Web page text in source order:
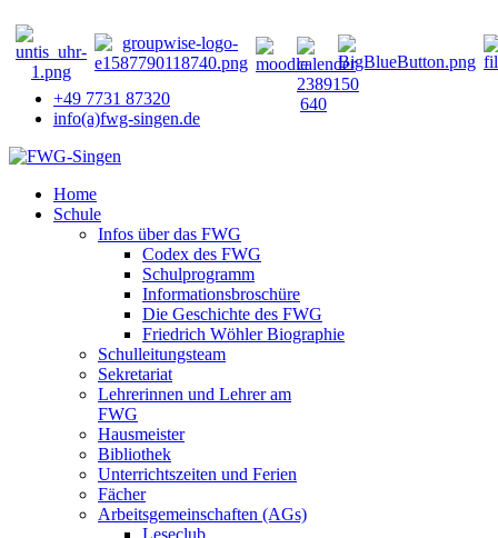
+49 7731 87320
info(a)fwg-singen.de
Home
Schule
Infos über das FWG
Codex des FWG
Schulprogramm
Informationsbroschüre
Die Geschichte des FWG
Friedrich Wöhler Biographie
Schulleitungsteam
Sekretariat
Lehrerinnen und Lehrer am
FWG
Hausmeister
Bibliothek
Unterrichtszeiten und Ferien
Fächer
Arbeitsgemeinschaften (AGs)
Leseclub